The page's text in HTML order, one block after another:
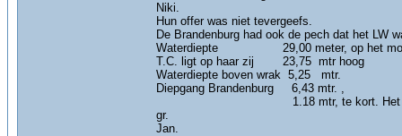
Niki.
Hun offer was niet tevergeefs.
De Brandenburg had ook de pech dat het LW
Waterdiepte 29,00 meter, op het
T.C. ligt op haar zij 23,75 mtr hoog
Waterdiepte boven wrak 5,25 mtr.
Diepgang Brandenburg 6,43 mtr. ,
1.18 mtr, te kort. Het schip had
gr.
Jan.